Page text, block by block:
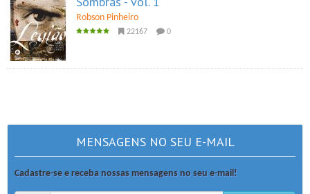
Robson Pinheiro
22167 0
MENSAGENS NO SEU E-MAIL
Cadastre-se e receba nossas mensagens no seu e-mail!